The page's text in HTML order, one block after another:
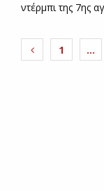
ντέρμπι της 7ης
Π
1 …